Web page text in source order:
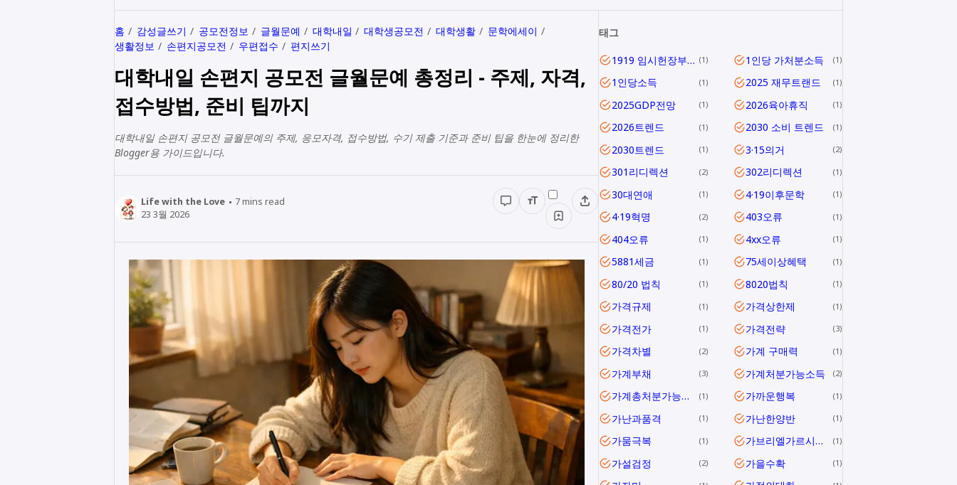
홈 감성글쓰기 공모전정보 글월문예 대학내일 대학생공모전 대학생활
문학에세이
생활정보
손편지공모전 우편접수 편지쓰기
대학내일 손편지 공모전 글월문예 총정리 - 주제, 자격,
접수방법, 준비 팁까지
대학내일 손편지 공모전 글월문예의 주제, 응모자격, 접수방법, 수기 제출 기준과 준비 팁을 한눈에 정리한
Blogger용 가이드입니다.
Life with the Love 7mins read
23 3월 2026
태그
1919 임시헌장부터 헌법 제1조까지 1 1인당 가처분소득 1
1인당소득 1 2025 재무트랜드 1
2025GDP전망 1 2026육아휴직 1
2026트렌드 1 2030 소비 트렌드 1
2030트렌드 1 3·15의거 2
301리디렉션 2 302리디렉션 1
30대연애 1 4·19이후문학 1
4·19혁명 2 403오류 1
404오류 1 4xx오류 1
5881세금 1 75세이상혜택 1
80/20 법칙 1 8020법칙 1
가격규제 1 가격상한제 1
가격전가 1 가격전략 3
가격차별 2 가계 구매력 1
가계부채 3 가계처분가능소득 2
가계총처분가능소득 1 가까운행복 1
가난과품격 1 가난한양반 1
가뭄극복 1 가브리엘가르시아마르케스 1
가설검정 2 가을수확 1